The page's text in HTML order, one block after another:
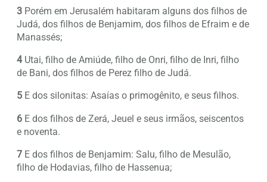
3 Porém em Jerusalém habitaram alguns dos filhos de
Judá, dos filhos de Benjamim, dos filhos de Efraim e de
Manassés;
4Utai, filho de Amiúde, filho de Onri, filho de Inri, filho
de Bani, dos filhos de Perez filho de Judá.
5 E dos silonitas: Asaías o primogênito, e seus filhos.
6 E dos filhos de Zerá, Jeuel e seus irmãos, seiscentos
e noventa.
7 E dos filhos de Benjamim: Salu, filho de Mesulão,
filho de Hodavias, filho de Hassenua;